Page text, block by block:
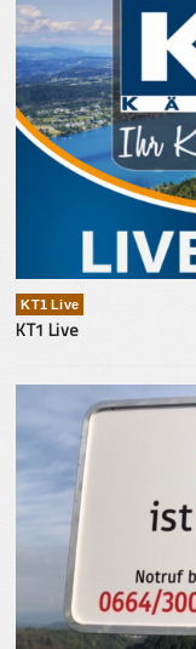
KT1 Live
KT1 Live